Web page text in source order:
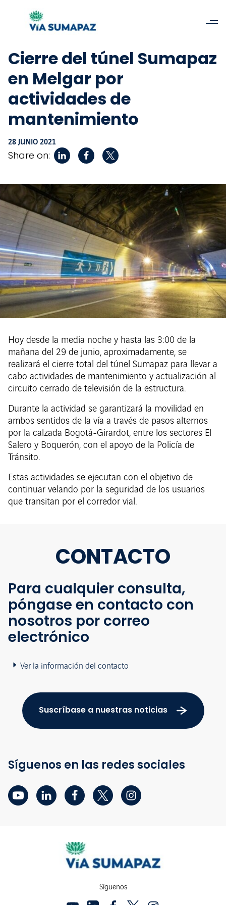
Cierre del túnel Sumapaz
en Melgar por
actividades de
mantenimiento
28 JUNIO 2021
Share on:
Hoy desde la media noche y hasta las 3:00 de la
mañana del 29 de junio, aproximadamente, se
realizará el cierre total del túnel Sumapaz para llevar a
cabo actividades de mantenimiento y actualización al
circuito cerrado de televisión de la estructura.
Durante la actividad se garantizará la movilidad en
ambos sentidos de la vía a través de pasos alternos
por la calzada Bogotá-Girardot, entre los sectores El
Salero y Boquerón, con el apoyo de la Policía de
Tránsito.
Estas actividades se ejecutan con el objetivo de
continuar velando por la seguridad de los usuarios
que transitan por el corredor vial.
CONTACTO
Para cualquier consulta,
póngase en contacto con
nosotros por correo
electrónico
Ver la información del contacto
Suscríbase a nuestras noticias
Síguenos en las redes sociales
Síguenos